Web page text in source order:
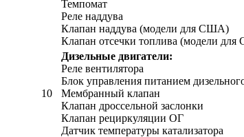
Темпомат
Реле наддува
Клапан наддува (модели для США)
Клапан отсечки топлива (модели
10
Дизельные двигатели:
Реле вентилятора
Блок управления питанием
Мембранный клапан
Клапан дроссельной заслонки
Клапан рециркуляции ОГ
Датчик температуры катализатора